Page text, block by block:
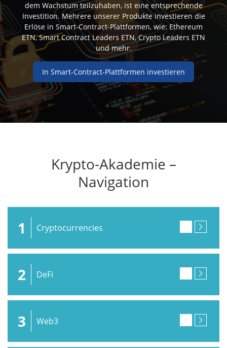
dem Wachstum teilzuhaben, ist eine entsprechende
Investition. Mehrere unserer Produkte investieren die
Erlöse in Smart-Contract-Plattformen, wie: Ethereum
ETN, Smart Contract Leaders ETN, Crypto Leaders ETN
und mehr.
In Smart-Contract-Plattformen investieren
Krypto-Akademie –
Navigation
1 Cryptocurrencies
2 DeFi
3 Web3